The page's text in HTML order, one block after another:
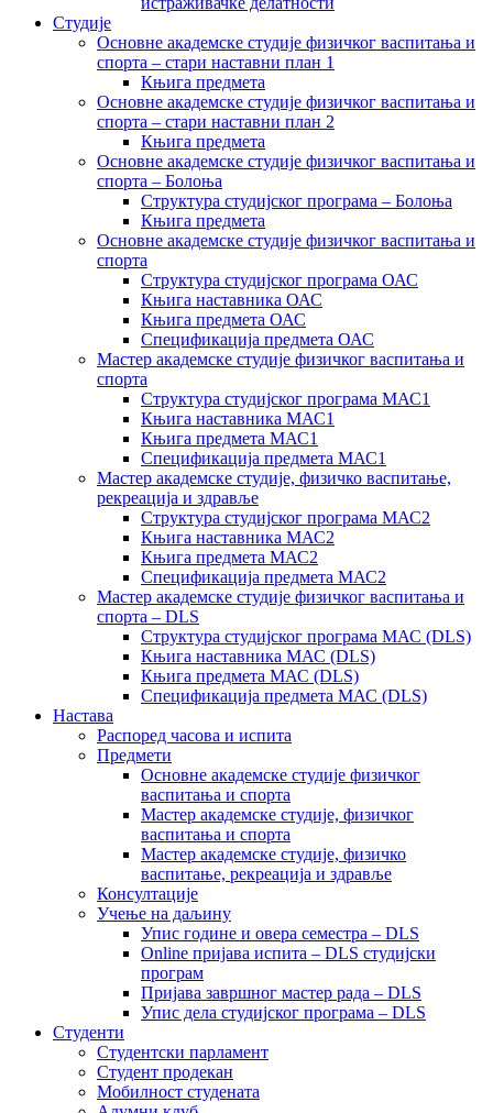
Студије
Основне академске студије физичког васпитања и
спорта – стари наставни план 1
Књига предмета
Основне академске студије физичког васпитања и
спорта – стари наставни план 2
Књига предмета
Основне академске студије физичког васпитања и
спорта – Болоња
Структура студијског програма – Болоња
Књига предмета
Основне академске студије физичког васпитања и
спорта
Структура студијског програма ОАС
Књига наставника ОАС
Књига предмета ОАС
Спецификација предмета ОАС
Мастер академске студије физичког васпитања и
спорта
Структура студијског програма МАС1
Књига наставника МАС1
Књига предмета МАС1
Спецификација предмета МАС1
Мастер академске студије, физичко васпитање,
рекреација и здравље
Структура студијског програма МАС2
Књига наставника МАС2
Књига предмета МАС2
Спецификација предмета МАС2
Мастер академске студије физичког васпитања и
спорта – DLS
Структура студијског програма МАС (DLS)
Књига наставника МАС (DLS)
Књига предмета МАС (DLS)
Спецификација предмета МАС (DLS)
Настава
Распоред часова и испита
Предмети
Основне академске студије физичког
васпитања и спорта
Мастер академске студије, физичког
васпитања и спорта
Мастер академске студије, физичко
васпитање, рекреација и здравље
Консултације
Учење на даљину
Упис године и овера семестра – DLS
Online пријава испита – DLS студијски
програм
Пријава завршног мастер рада – DLS
Упис дела студијског програма – DLS
Студенти
Студентски парламент
Студент продекан
Мобилност студената